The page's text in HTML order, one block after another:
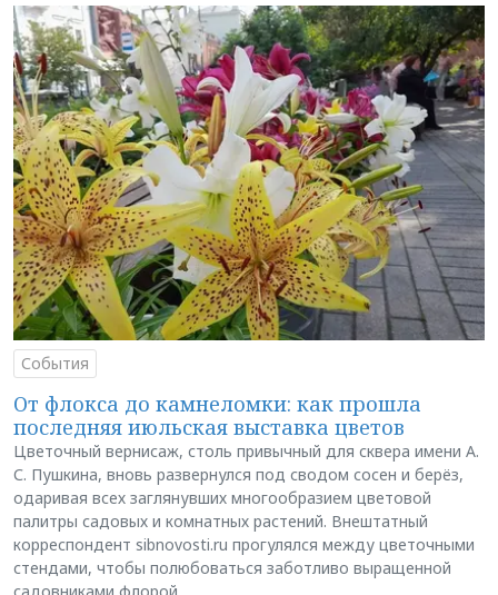
События
От флокса до камнеломки: как прошла
последняя июльская выставка цветов
Цветочный вернисаж, столь привычный для сквера имени А.
С. Пушкина, вновь развернулся под сводом сосен и берёз,
одаривая всех заглянувших многообразием цветовой
палитры садовых и комнатных растений. Внештатный
корреспондент sibnovosti.ru прогулялся между цветочными
стендами, чтобы полюбоваться заботливо выращенной